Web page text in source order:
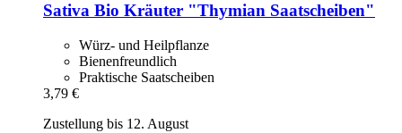
Sativa Bio Kräuter "Thymian Saatscheiben"
Würz- und Heilpflanze
Bienenfreundlich
Praktische Saatscheiben
3,79 €
Zustellung bis 12. August